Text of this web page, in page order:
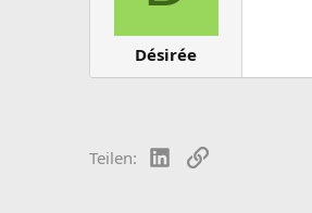
Désirée
Teilen: LinkedIn
Link